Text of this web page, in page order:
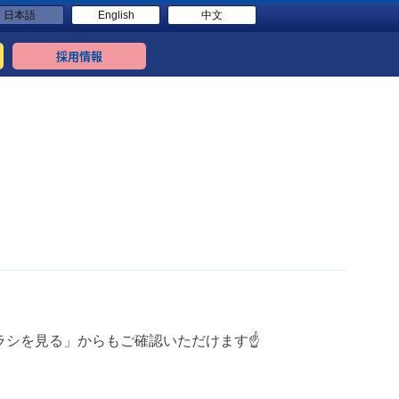
日本語 English 中文
採用情報
シを見る」からもご確認いただけます☝️